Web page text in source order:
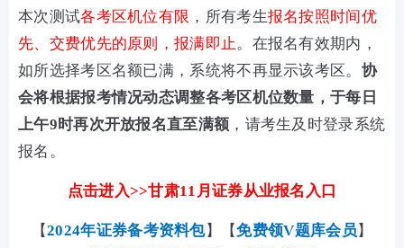
本次测试各考区机位有限 ，所有考生报名按照时间优
先、交费优先的原则，报满即止。在报名有效期内，
如所选择考区名额已满，系统将不再显示该考区。 协
会将根据报考情况动态调整各考区机位数量，于每日
上午9时再次开放报名直至满额 ，请考生及时登录系统
报名。
点击进入>>甘肃11月证券从业报名入口
【2024年证券备考资料包】【免费领V题库会员 】